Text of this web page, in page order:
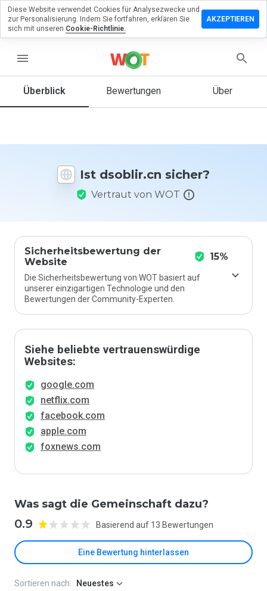
menu
Überblick Bewertungen Über
Ist dsoblir.cn sicher?
Vertraut von WOT
Sicherheitsbewertung der
Website
15%
Die Sicherheitsbewertung von WOT basiert auf
unserer einzigartigen Technologie und den
Bewertungen der Community-Experten.
Siehe beliebte vertrauenswürdige
Websites:
google.com
netflix.com
facebook.com
apple.com
foxnews.com
Was sagt die Gemeinschaft dazu?
0.9 Basierend auf 13 Bewertungen
Eine Bewertung hinterlassen
eine
Sie diese
Sortieren nach: Neuestes
Diese Website verwendet Cookies für Analysezwecke und
zur Personalisierung. Indem Sie fortfahren, erklären Sie
sich mit unseren Cookie-Richtlinie.
AKZEPTIEREN